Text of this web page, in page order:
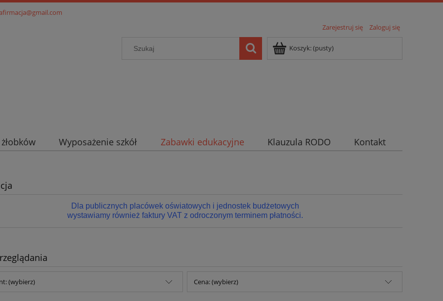
Zarejestruj się
Zaloguj się
Koszyk:(pusty)
Wyposażenie szkół Zabawki edukacyjne Klauzula RODO Kontakt
Dla publicznych placówek oświatowych i jednostek budżetowych
wystawiamy również faktury VAT z odroczonym terminem płatności.
(wybierz) Cena: (wybierz)